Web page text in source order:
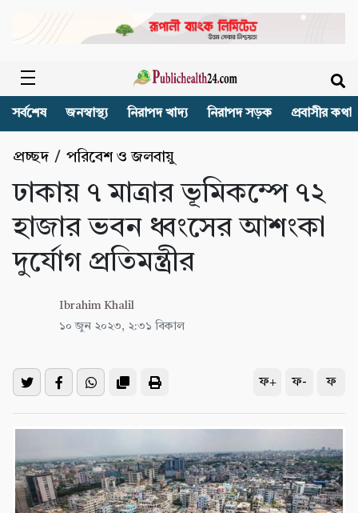
সর্বশেষ জনস্বাস্থ্য নিরাপদ খাদ্য নিরাপদ সড়ক প্রবাসীর কথা
প্রচ্ছদ / পরিবেশ ও জলবায়ু
ঢাকায় ৭ মাত্রার ভূমিকম্পে ৭২
হাজার ভবন ধ্বংসের আশংকা
দুর্যোগ প্রতিমন্ত্রীর
Ibrahim Khalil
১০ জুন ২০২৩, ২:৩১ বিকাল
ফ+ ফ- ফ